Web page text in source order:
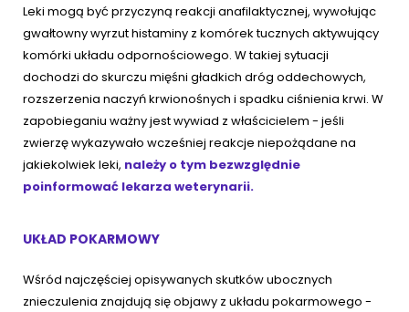
Leki mogą być przyczyną reakcji anafilaktycznej, wywołując
gwałtowny wyrzut histaminy z komórek tucznych aktywujący
komórki układu odpornościowego. W takiej sytuacji
dochodzi do skurczu mięśni gładkich dróg oddechowych,
rozszerzenia naczyń krwionośnych i spadku ciśnienia krwi. W
zapobieganiu ważny jest wywiad z właścicielem - jeśli
zwierzę wykazywało wcześniej reakcje niepożądane na
jakiekolwiek leki, należy o tym bezwzględnie
poinformować lekarza weterynarii.
UKŁAD POKARMOWY
Wśród najczęściej opisywanych skutków ubocznych
znieczulenia znajdują się objawy z układu pokarmowego -